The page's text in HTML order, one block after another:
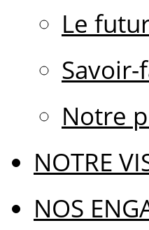
Le
Notre
NOTRE
NOS